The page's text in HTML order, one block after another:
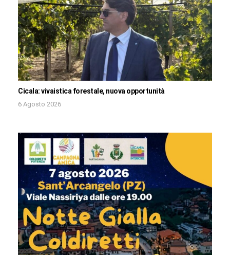
Cicala: vivaistica forestale, nuova opportunità
6 Agosto 2026